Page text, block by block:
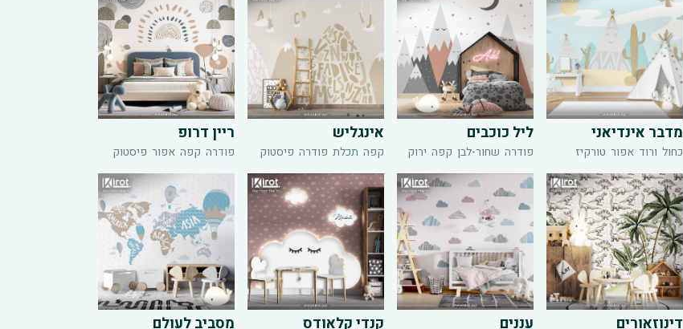
מדבר אינדיאני
כחול ורוד אפור טורקיז
ליל כוכבים
פודרה שחור-לבן קפה ירוק
אינגליש
קפה תכלת פודרה פיסטוק
ריין דרופ
פודרה קפה אפור פיסטוק
דינוזאורים עננים קנדי קלאודס מסביב לעולם